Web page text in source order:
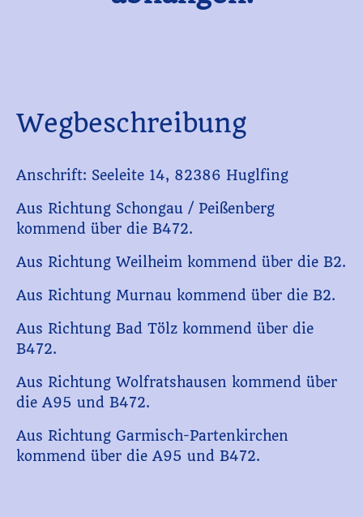
Wegbeschreibung
Anschrift: Seeleite 14, 82386 Huglfing
Aus Richtung Schongau / Peißenberg
kommend über die B472.
Aus Richtung Weilheim kommend über die B2.
Aus Richtung Murnau kommend über die B2.
Aus Richtung Bad Tölz kommend über die
B472.
Aus Richtung Wolfratshausen kommend über
die A95 und B472.
Aus Richtung Garmisch-Partenkirchen
kommend über die A95 und B472.